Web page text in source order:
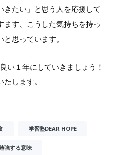
きたい」と思う人を応援して
ます、こうした気持ちを持っ
思っています。
い１年にしていきましょう！
します。
学習塾DEAR HOPE
強する意味